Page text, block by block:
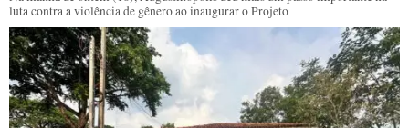
luta contra a violência de gênero ao inaugurar o Projeto